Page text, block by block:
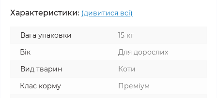
Характеристики: (дивитися всі)
Вага упаковки
15 кг
Вік
Для дорослих
Вид тварин
Коти
Клас корму
Преміум